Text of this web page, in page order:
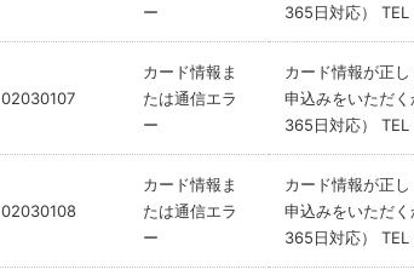
ー
365日対応）
02030107
カード情報ま
たは通信エラ
ー
カード情報が正
申込みをいただ
365日対応）
02030108
カード情報ま
たは通信エラ
ー
カード情報が正
申込みをいただ
365日対応）